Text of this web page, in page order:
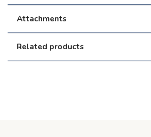
Attachments
Related products